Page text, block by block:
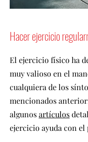
Hacer ejercicio
El ejercicio físico ha
muy valioso en el
cualquiera de los
mencionados
algunosartículos
ejercicio ayuda con el